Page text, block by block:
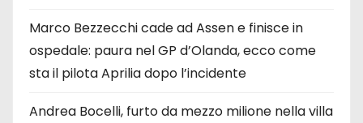
Marco Bezzecchi cade ad Assen e finisce in
ospedale: paura nel GP d’Olanda, ecco come
sta il pilota Aprilia dopo l’incidente
Andrea Bocelli, furto da mezzo milione nella villa